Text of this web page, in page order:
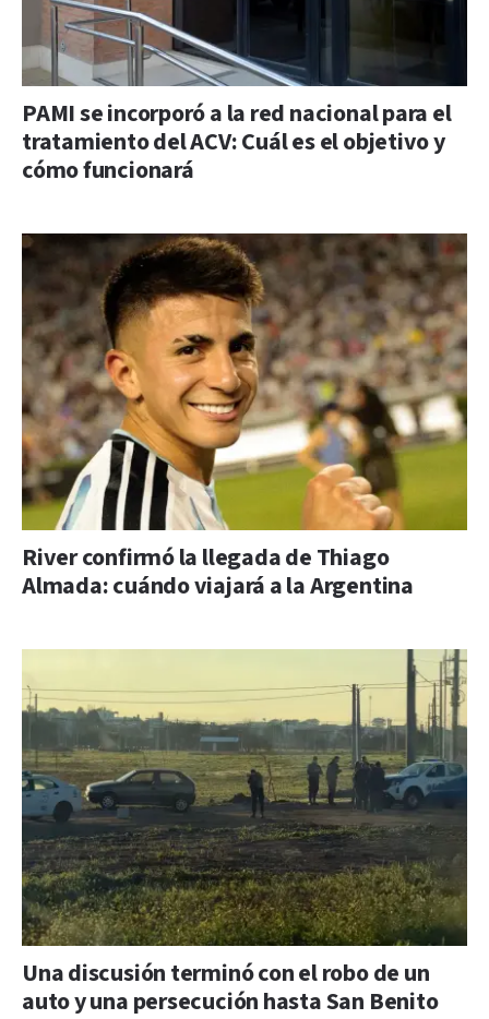
PAMI se incorporó a la red nacional para el
tratamiento del ACV: Cuál es el objetivo y
cómo funcionará
River confirmó la llegada de Thiago
Almada: cuándo viajará a la Argentina
Una discusión terminó con el robo de un
auto y una persecución hasta San Benito